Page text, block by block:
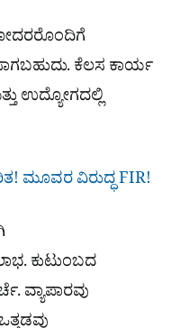
ಕೆಲಸ ಕಾರ್ಯ
ಉದ್ಯೋಗದಲ್ಲಿ
ಮೂವರ ವಿರುದ್ಧ FIR!
ಕುಟುಂಬದ
ವ್ಯಾಪಾರವು